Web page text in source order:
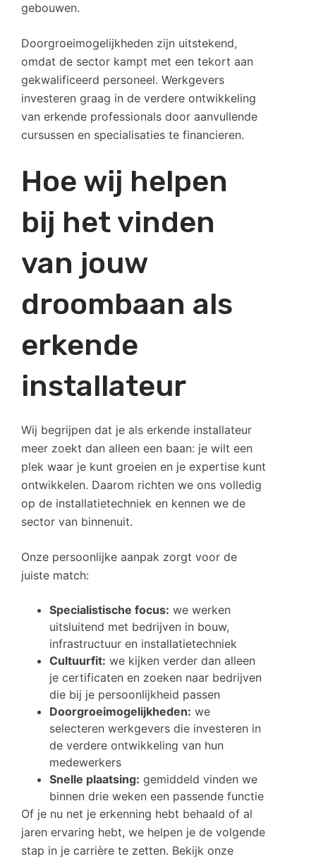
gebouwen.
Doorgroeimogelijkheden zijn uitstekend,
omdat de sector kampt met een tekort aan
gekwalificeerd personeel. Werkgevers
investeren graag in de verdere ontwikkeling
van erkende professionals door aanvullende
cursussen en specialisaties te financieren.
Hoe wij helpen
bij het vinden
van jouw
droombaan als
erkende
installateur
Wij begrijpen dat je als erkende installateur
meer zoekt dan alleen een baan: je wilt een
plek waar je kunt groeien en je expertise kunt
ontwikkelen. Daarom richten we ons volledig
op de installatietechniek en kennen we de
sector van binnenuit.
Onze persoonlijke aanpak zorgt voor de
juiste match:
Specialistische focus: we werken
uitsluitend met bedrijven in bouw,
infrastructuur en installatietechniek
Cultuurfit: we kijken verder dan alleen
je certificaten en zoeken naar bedrijven
die bij je persoonlijkheid passen
Doorgroeimogelijkheden: we
selecteren werkgevers die investeren in
de verdere ontwikkeling van hun
medewerkers
Snelle plaatsing: gemiddeld vinden we
binnen drie weken een passende functie
Of je nu net je erkenning hebt behaald of al
jaren ervaring hebt, we helpen je de volgende
stap in je carrière te zetten. Bekijk onze